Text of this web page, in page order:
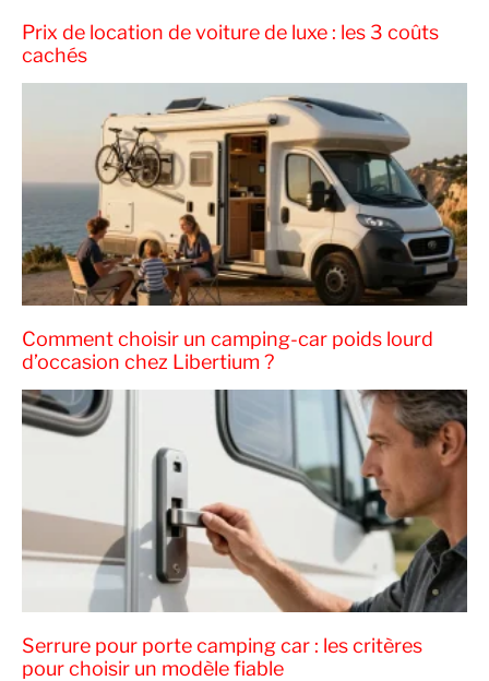
Prix de location de voiture de luxe : les 3 coûts
cachés
Comment choisir un camping-car poids lourd
d’occasion chez Libertium ?
Serrure pour porte camping car : les critères
pour choisir un modèle fiable